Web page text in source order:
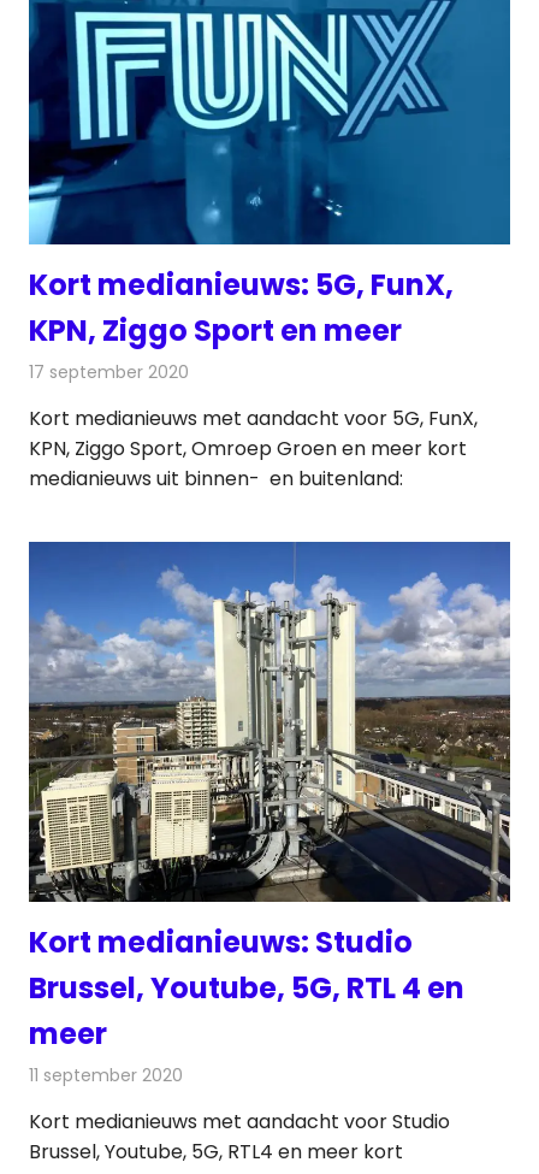
Kort medianieuws: 5G, FunX,
KPN, Ziggo Sport en meer
17 september 2020
Kort medianieuws met aandacht voor 5G, FunX,
KPN, Ziggo Sport, Omroep Groen en meer kort
medianieuws uit binnen- en buitenland:
Kort medianieuws: Studio
Brussel, Youtube, 5G, RTL 4 en
meer
11 september 2020
Kort medianieuws met aandacht voor Studio
Brussel, Youtube, 5G, RTL4 en meer kort